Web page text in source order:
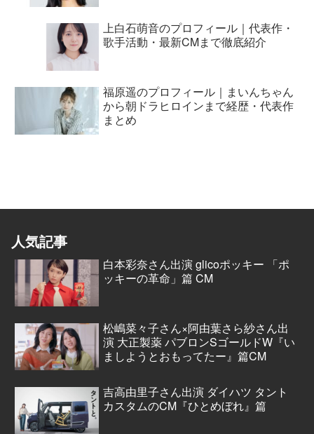
上白石萌音のプロフィール｜代表作・
歌手活動・最新CMまで徹底紹介
福原遥のプロフィール｜まいんちゃん
から朝ドラヒロインまで経歴・代表作
まとめ
人気記事
白本彩奈さん出演 glicoポッキー 「ポ
ッキーの革命」篇 CM
松嶋菜々子さん×阿由葉さら紗さん出
演 大正製薬 パブロンSゴールドW『い
ましようとおもってたー』篇CM
吉高由里子さん出演 ダイハツ タント
カスタムのCM『ひとめぼれ』篇